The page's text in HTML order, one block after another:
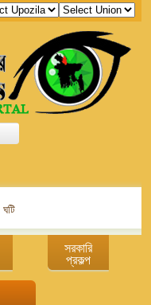
জেলা এনজিও বিষয়ক সমন্বয়
সরকারি
প্রকল্প